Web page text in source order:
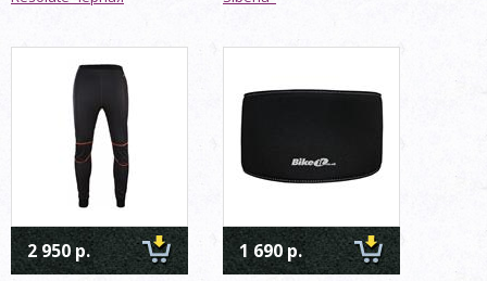
2 950 р. 1 690 р.